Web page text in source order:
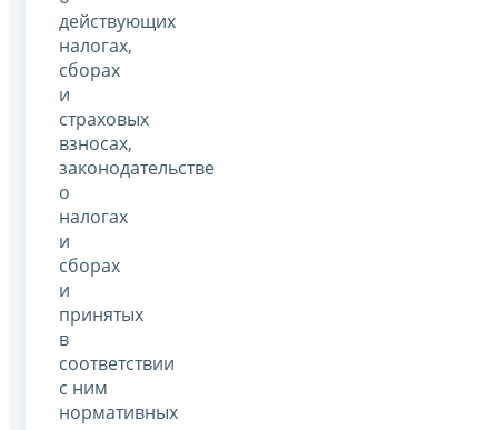
действующих
налогах,
сборах
и
страховых
взносах,
законодательстве
о
налогах
и
сборах
и
принятых
в
соответствии
с ним
нормативных